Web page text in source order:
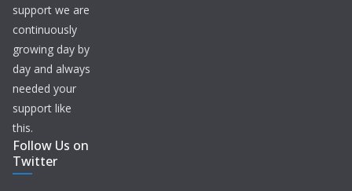
support we are
continuously
growing day by
day and always
needed your
support like
this.
Follow Us on
Twitter